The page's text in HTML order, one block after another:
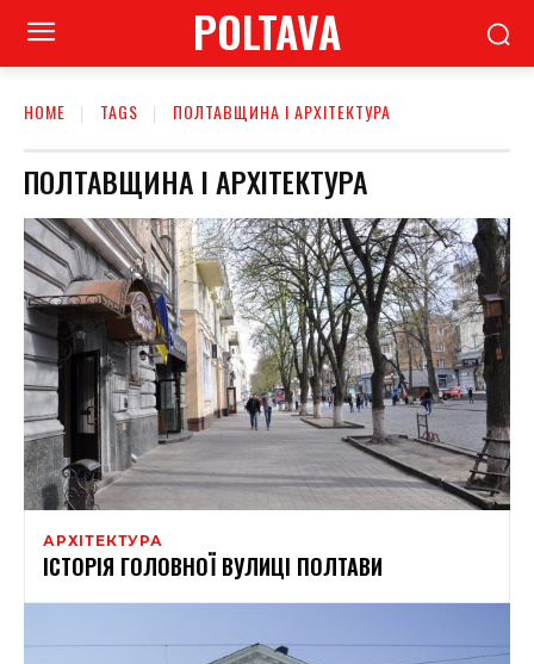
POLTAVA
HOME TAGS ПОЛТАВЩИНА І АРХІТЕКТУРА
ПОЛТАВЩИНА І АРХІТЕКТУРА
АРХІТЕКТУРА
ІСТОРІЯ ГОЛОВНОЇ ВУЛИЦІ ПОЛТАВИ